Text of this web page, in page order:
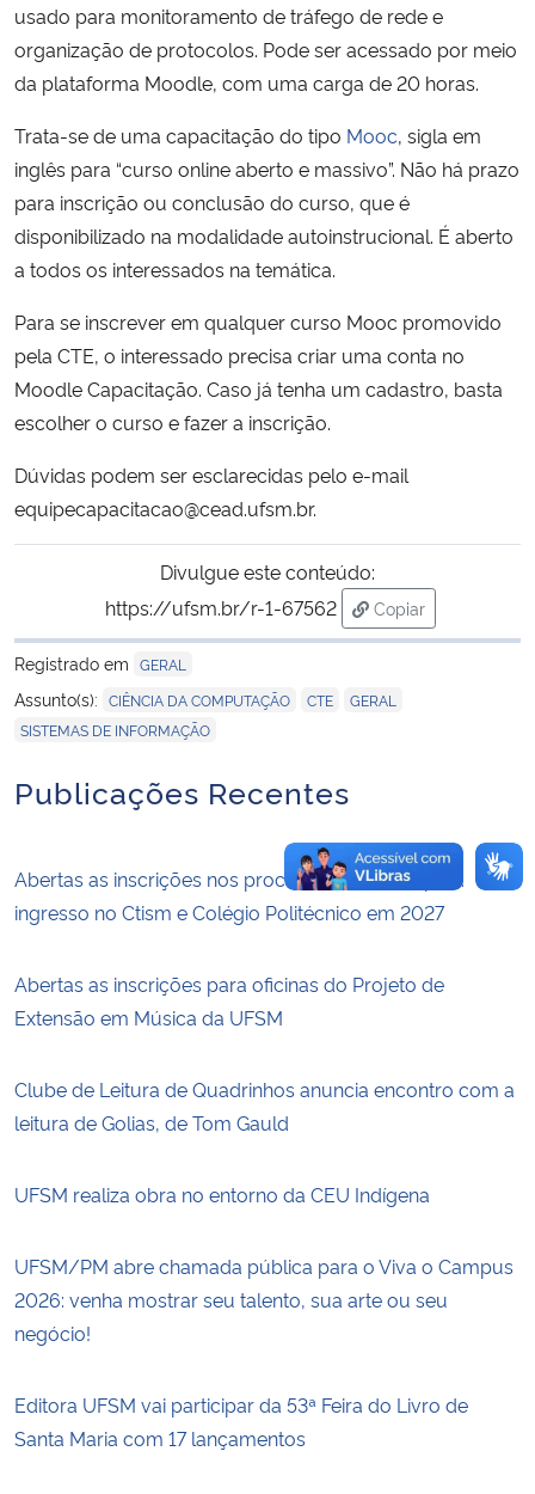
Secretaria de Governo
Gabinete de Segurança Institucional
Advocacia-Geral da União
Banco Central do Brasil
usado para monitoramento de tráfego de rede e
organização de protocolos. Pode ser acessado por meio
da plataforma Moodle, com uma carga de 20 horas.
Trata-se de uma capacitação do tipo Mooc, sigla em
inglês para “curso online aberto e massivo”. Não há prazo
para inscrição ou conclusão do curso, que é
disponibilizado na modalidade autoinstrucional. É aberto
a todos os interessados na temática.
Para se inscrever em qualquer curso Mooc promovido
pela CTE, o interessado precisa criar uma conta no
Moodle Capacitação. Caso já tenha um cadastro, basta
escolher o curso e fazer a inscrição.
Dúvidas podem ser esclarecidas pelo e-mail
equipecapacitacao@cead.ufsm.br.
Divulgue este conteúdo:
https://ufsm.br/r-1-67562
Copiar
para área de
Registrado em GERAL
Assunto(s): CIÊNCIA DA COMPUTAÇÃO CTE GERAL
SISTEMAS DE INFORMAÇÃO
Publicações Recentes
Abertas as inscrições nos processos seletivos para
ingresso no Ctism e Colégio Politécnico em 2027
Abertas as inscrições para oficinas do Projeto de
Extensão em Música da UFSM
Clube de Leitura de Quadrinhos anuncia encontro com a
leitura de Golias, de Tom Gauld
UFSM realiza obra no entorno da CEU Indígena
UFSM/PM abre chamada pública para o Viva o Campus
2026: venha mostrar seu talento, sua arte ou seu
negócio!
Editora UFSM vai participar da 53ª Feira do Livro de
Santa Maria com 17 lançamentos